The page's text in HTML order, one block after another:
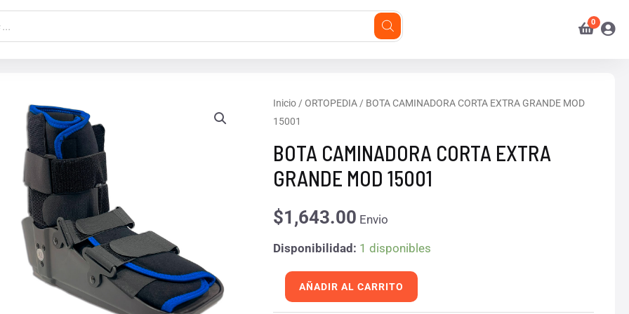
Inicio/ ORTOPEDIA/ BOTA CAMINADORA CORTA EXTRA GRANDE MOD
15001
BOTA CAMINADORA CORTA EXTRA
GRANDE MOD 15001
$1,643.00 Envio
Disponibilidad: 1 disponibles
BOTA
CAMINADORA
CORTA
EXTRA
GRANDE
MOD
cantidad
AÑADIR AL CARRITO